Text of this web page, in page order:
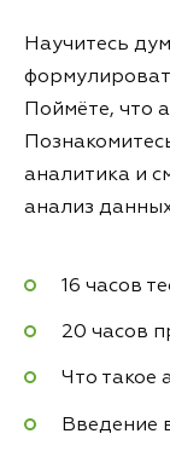
Научитесь
Поймёте, что
аналитика и
анализ
16 часов
20 часов
Что такое
Введение